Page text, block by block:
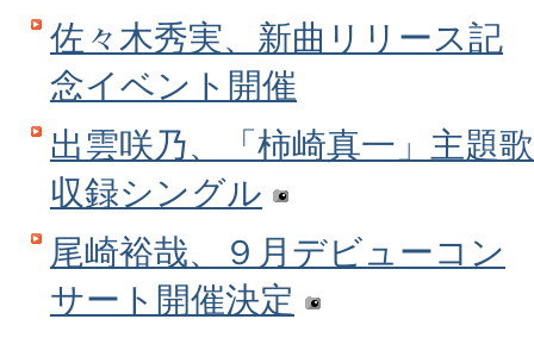
佐々木秀実、新曲リリース記
念イベント開催
出雲咲乃、「柿崎真一」主題歌
収録シングル
尾崎裕哉、９月デビューコン
サート開催決定